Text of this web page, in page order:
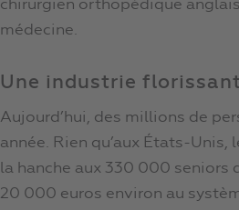
chirurgien orthopédique
médecine.
Une industrie
Aujourd’hui, des millions de
année. Rien qu’aux États-
la hanche aux 330 000 seniors
20 000 euros environ au